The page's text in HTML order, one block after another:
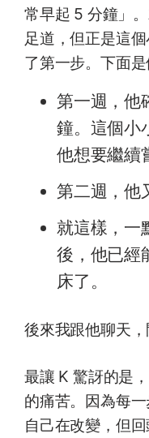
常早起 5 分鐘」
足道，但正是這
了第一步。下面是
第一週，他
鐘。這個小
他想要繼續
第二週，他
就這樣，一
後，他已經
床了。
後來我跟他聊天，
最讓 K 驚訝的是
的痛苦。因為每
自己在改變，但